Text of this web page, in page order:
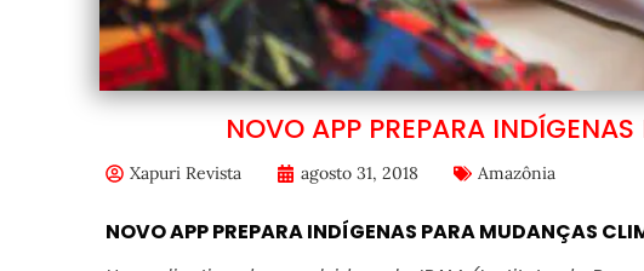
NOVO APP PREPARA
Xapuri Revista agosto 31, 2018 Amazônia
NOVO APP PREPARA INDÍGENAS PARA MUDANÇAS